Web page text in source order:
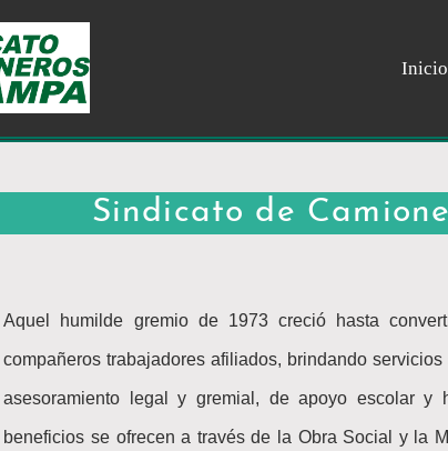
Inicio
Sindicato de
Aquel humilde gremio de 1973 creció hasta
compañeros trabajadores afiliados, brindando
asesoramiento legal y gremial, de apoyo escolar y
beneficios se ofrecen a través de la Obra Social y la